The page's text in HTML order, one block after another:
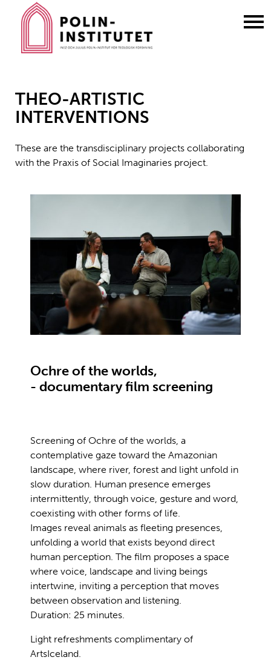
THEO-ARTISTIC
INTERVENTIONS
These are the transdisciplinary projects collaborating
with the Praxis of Social Imaginaries project.
Ochre of the worlds,
- documentary film screening
Screening of Ochre of the worlds, a
contemplative gaze toward the Amazonian
landscape, where river, forest and light unfold in
slow duration. Human presence emerges
intermittently, through voice, gesture and word,
coexisting with other forms of life.
Images reveal animals as fleeting presences,
unfolding a world that exists beyond direct
human perception. The film proposes a space
where voice, landscape and living beings
intertwine, inviting a perception that moves
between observation and listening.
Duration: 25 minutes.
Light refreshments complimentary of
ArtsIceland.